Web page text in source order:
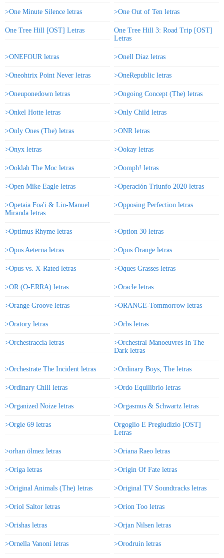
>One Minute Silence letras >One Out of Ten letras
One Tree Hill [OST] Letras
One Tree Hill 3: Road Trip [OST]
Letras
>ONEFOUR letras >Onell Diaz letras
>Oneohtrix Point Never letras >OneRepublic letras
>Oneuponedown letras >Ongoing Concept (The) letras
>Onkel Hotte letras >Only Child letras
>Only Ones (The) letras >ONR letras
>Onyx letras >Ookay letras
>Ooklah The Moc letras >Oomph! letras
>Open Mike Eagle letras >Operación Triunfo 2020 letras
>Opetaia Foa'i & Lin-Manuel
Miranda letras
>Opposing Perfection letras
>Optimus Rhyme letras >Option 30 letras
>Opus Aeterna letras >Opus Orange letras
>Opus vs. X-Rated letras >Oques Grasses letras
>OR (O-ERRA) letras >Oracle letras
>Orange Groove letras >ORANGE-Tommorrow letras
>Oratory letras >Orbs letras
>Orchestraccia letras
>Orchestral Manoeuvres In The
Dark letras
>Orchestrate The Incident letras >Ordinary Boys, The letras
>Ordinary Chill letras >Ordo Equilibrio letras
>Organized Noize letras >Orgasmus & Schwartz letras
>Orgie 69 letras
Orgoglio E Pregiudizio [OST]
Letras
>orhan ölmez letras >Oriana Raeo letras
>Origa letras >Origin Of Fate letras
>Original Animals (The) letras >Original TV Soundtracks letras
>Oriol Saltor letras >Orion Too letras
>Orishas letras >Orjan Nilsen letras
>Ornella Vanoni letras >Orodruin letras